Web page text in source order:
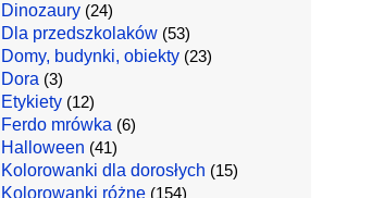
Dinozaury(24)
Dla przedszkolaków(53)
Domy, budynki, obiekty(23)
Dora (3)
Etykiety(12)
Ferdo mrówka (6)
Halloween (41)
Kolorowanki dla dorosłych (15)
Kolorowanki różne(154)